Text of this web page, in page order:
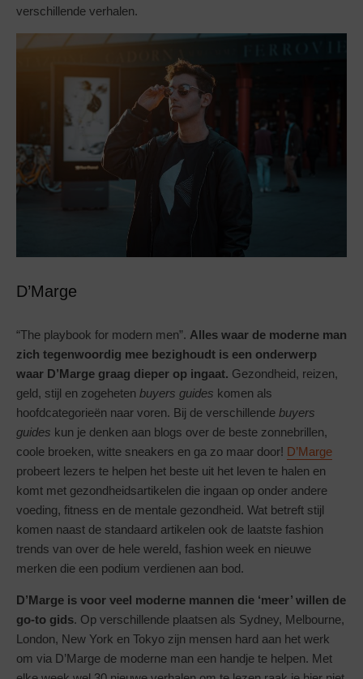
verschillende verhalen.
D’Marge
“The playbook for modern men”. Alles waar de moderne man
zich tegenwoordig mee bezighoudt is een onderwerp
waar D’Marge graag dieper op ingaat. Gezondheid, reizen,
geld, stijl en zogeheten buyers guides komen als
hoofdcategorieën naar voren. Bij de verschillende buyers
guides kun je denken aan blogs over de beste zonnebrillen,
coole broeken, witte sneakers en ga zo maar door! D’Marge
probeert lezers te helpen het beste uit het leven te halen en
komt met gezondheidsartikelen die ingaan op onder andere
voeding, fitness en de mentale gezondheid. Wat betreft stijl
komen naast de standaard artikelen ook de laatste fashion
trends van over de hele wereld, fashion week en nieuwe
merken die een podium verdienen aan bod.
D’Marge is voor veel moderne mannen die ‘meer’ willen de
go-to gids. Op verschillende plaatsen als Sydney, Melbourne,
London, New York en Tokyo zijn mensen hard aan het werk
om via D’Marge de moderne man een handje te helpen. Met